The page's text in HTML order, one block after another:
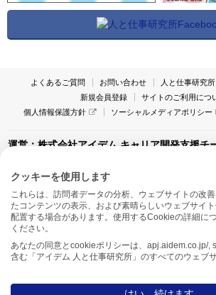
よくあるご質問 お問い合わせ 人と仕事研究
新規会員登録
サイトのご利用につ
個人情報保護方針
ソーシャルメディアポリシー
運営：株式会社アイデム キャリア開発支援チ
〒160-0022 東京都新宿区新宿1-4-10
アイデム本社ビル TEL:03-5269-6020
〒550-0005 大阪府大阪市西区西本町1-13-43
アイデム西本町ビル7F TEL:06-7662-2800
クッキーを使用します
これらは、訪問者データの分析、ウェブサイトの改
たコンテンツの表示、および素晴らしいウェブサイ
配置する場合があります。使用するCookieの詳細に
ください。
あなたの同意とcookieポリシーは、apj.aidem.co.jp/,
含む「アイデム 人と仕事研究所」のすべてのウェブ